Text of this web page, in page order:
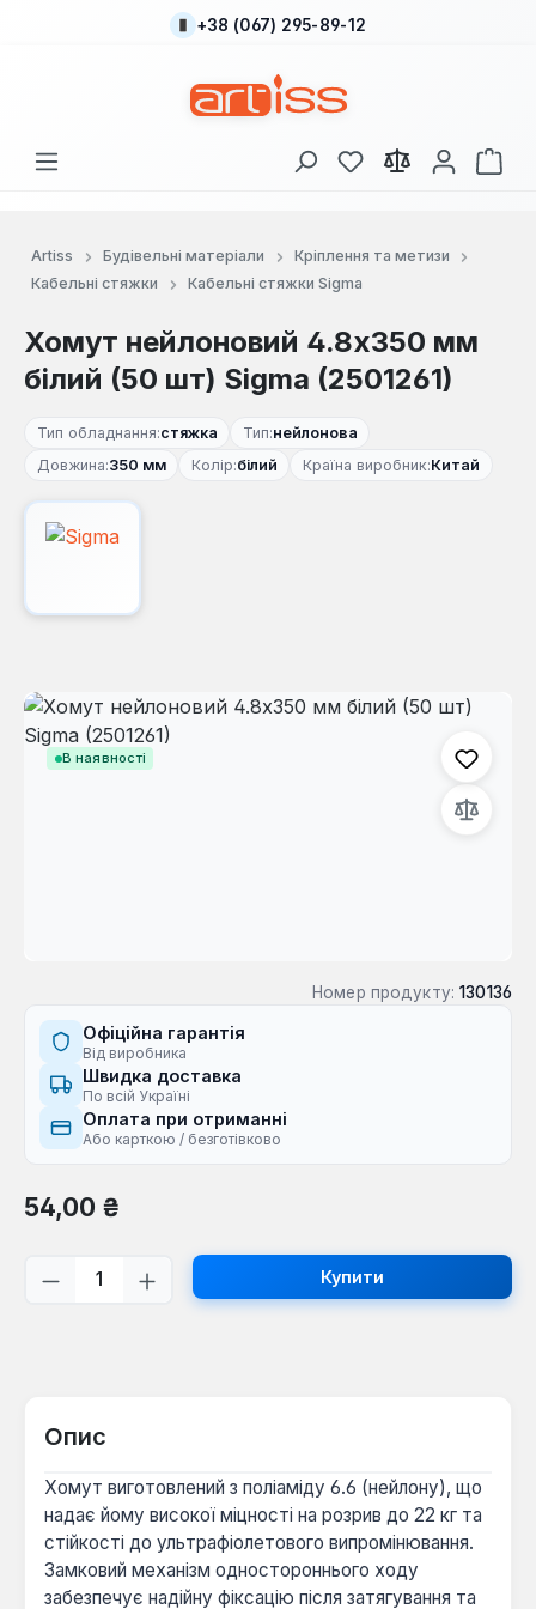
Перейти до основного вмісту
+38 (067) 295-89-12
У вас є 0 у списку
Artiss Будівельні матеріали
Кріплення та метизи
Кабельні стяжки
Кабельні стяжки Sigma
Хомут нейлоновий 4.8x350 мм
білий (50 шт) Sigma (2501261)
Тип обладнання:стяжка Тип:нейлонова
Довжина:350 мм Колір:білий Країна виробник:Китай
В наявності
Пропустити галерею зображень
Номер продукту: 130136
Офіційна гарантія
Від виробника
Швидка доставка
По всій Україні
Оплата при отриманні
Або карткою / безготівково
Звичайна ціна:
54,00 ₴
Кількість товару: Введіть потрібну
Купити
Опис
Хомут виготовлений з поліаміду 6.6 (нейлону), що
надає йому високої міцності на розрив до 22 кг та
стійкості до ультрафіолетового випромінювання.
Замковий механізм одностороннього ходу
забезпечує надійну фіксацію після затягування та